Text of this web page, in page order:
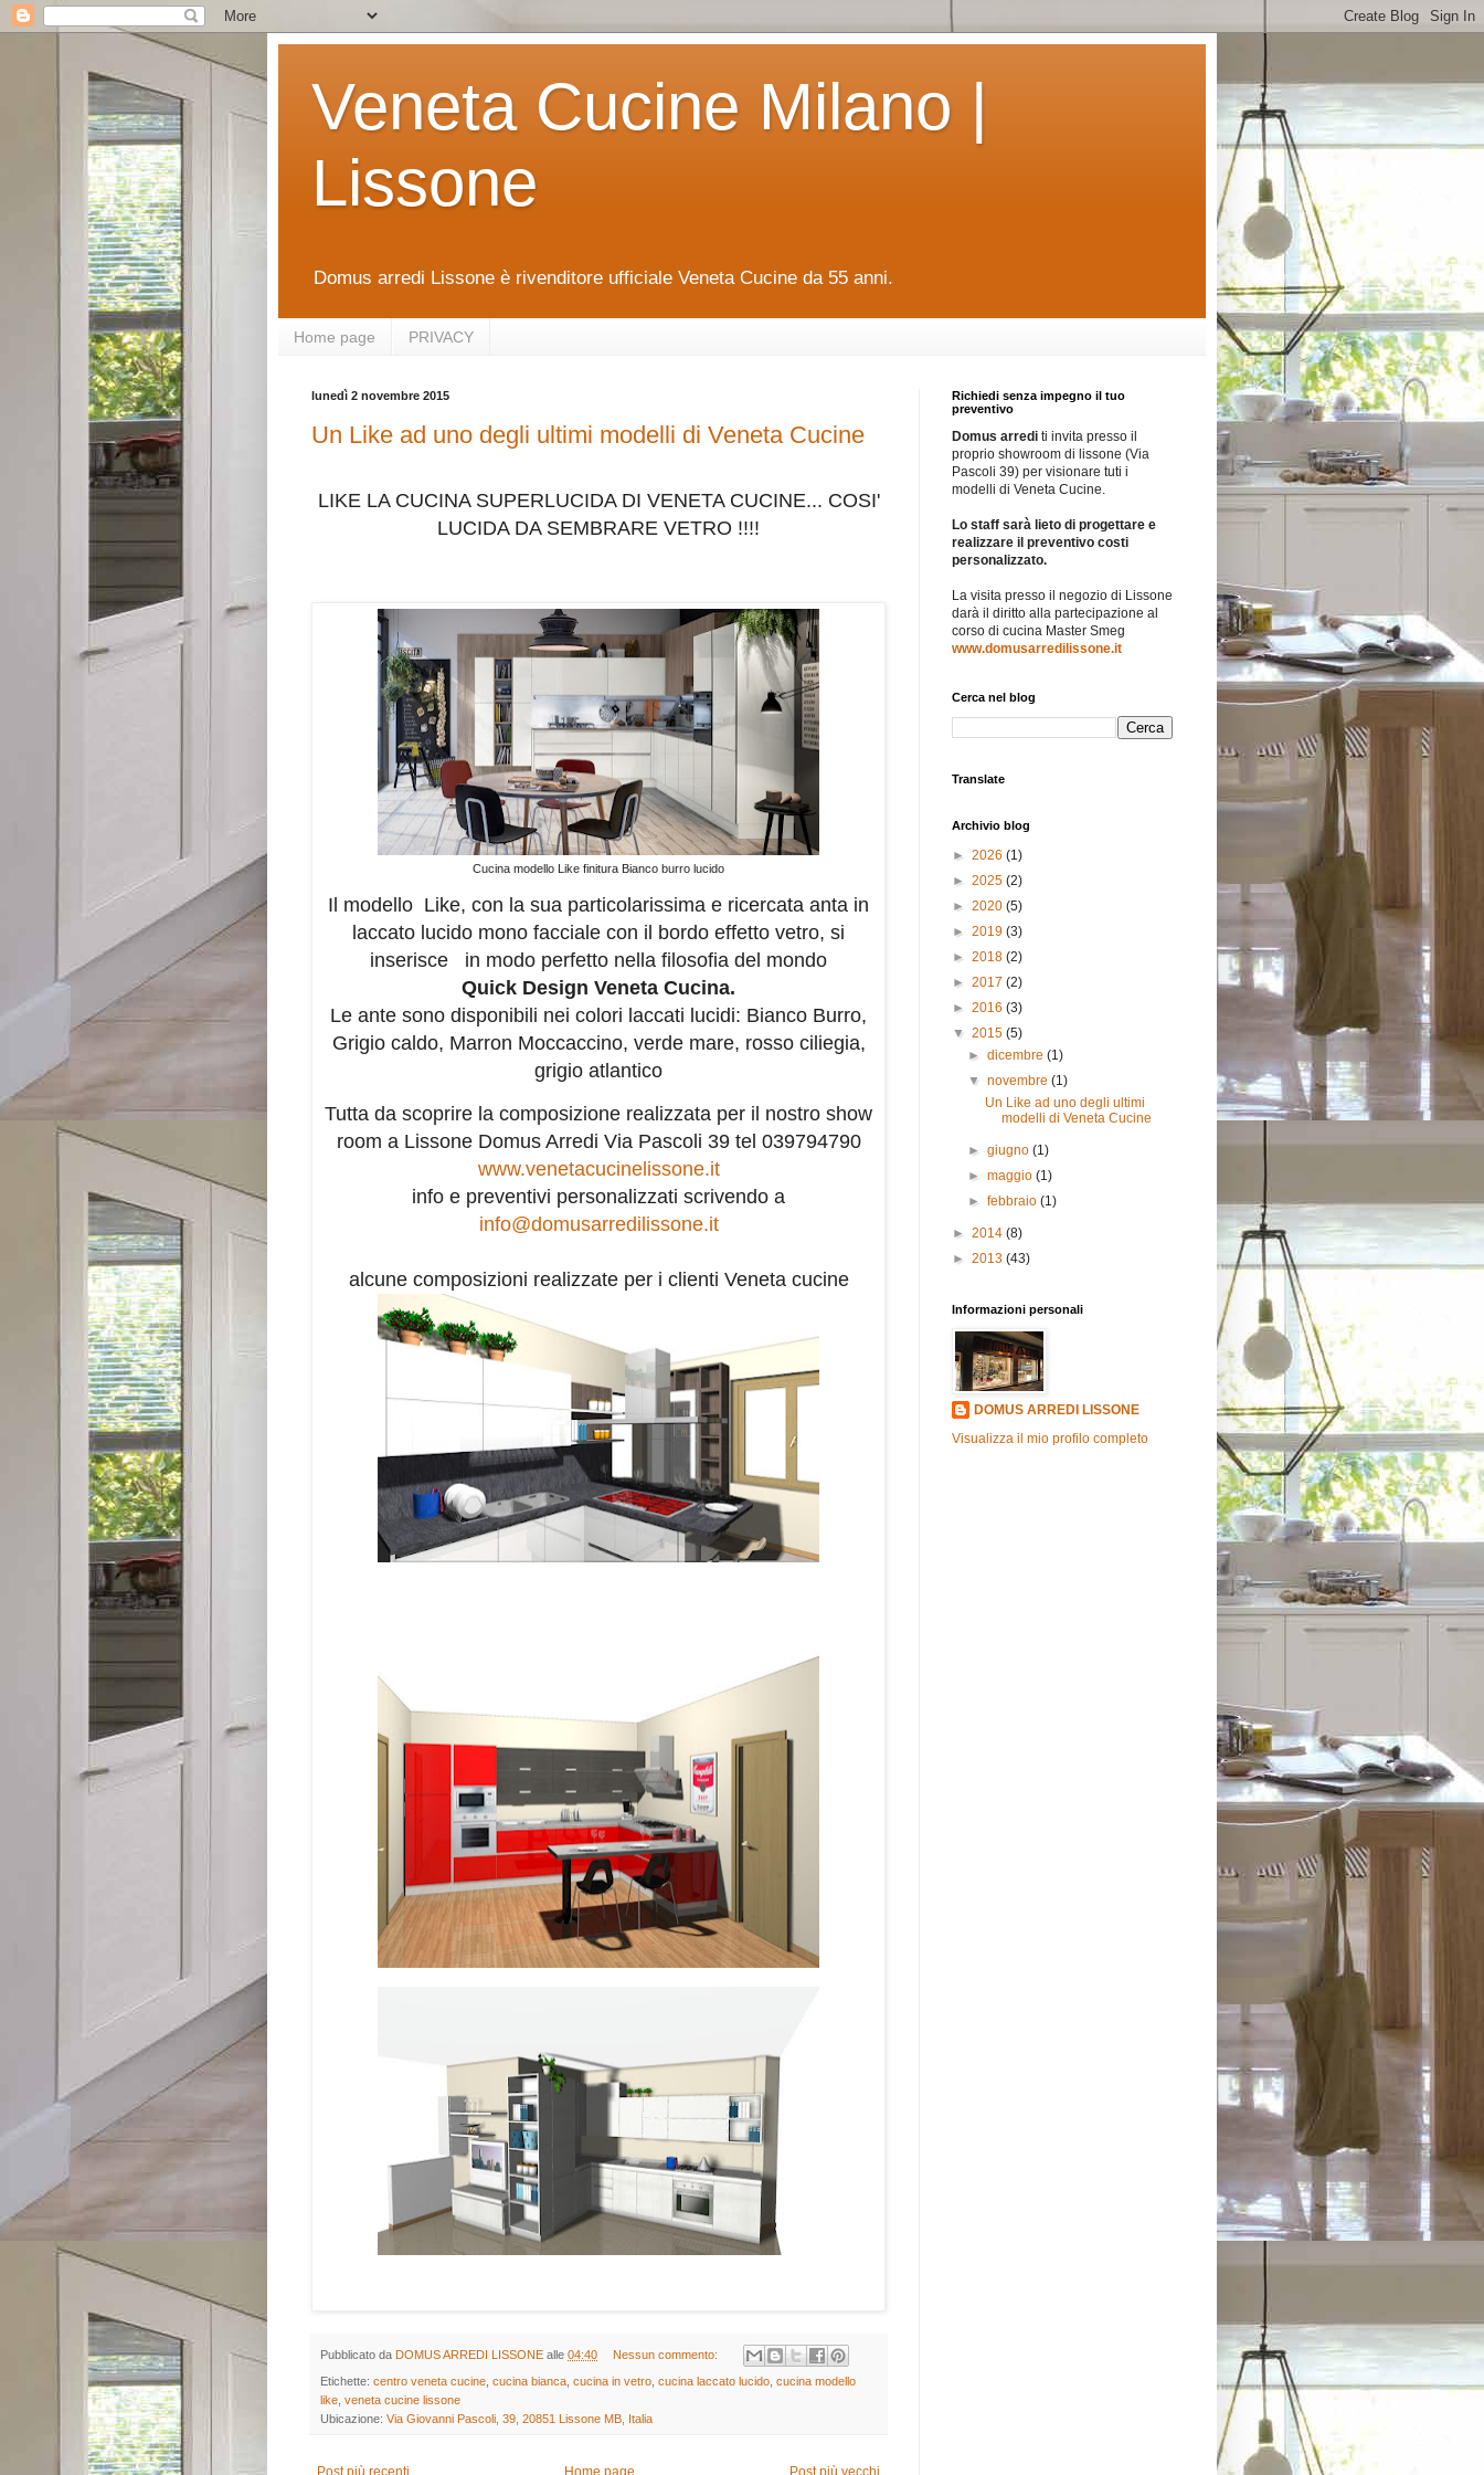
Veneta Cucine Milano |
Lissone
Domus arredi Lissone è rivenditore ufficiale Veneta Cucine da 55 anni.
Home page PRIVACY
lunedì 2 novembre 2015
Un Like ad uno degli ultimi modelli di Veneta Cucine
LIKE LA CUCINA SUPERLUCIDA DI VENETA CUCINE... COSI'
LUCIDA DA SEMBRARE VETRO !!!!
Cucina modello Like finitura Bianco burro lucido
Il modello Like, con la sua particolarissima e ricercata anta in
laccato lucido mono facciale con il bordo effetto vetro, si
inserisce in modo perfetto nella filosofia del mondo
Quick Design Veneta Cucina.
Le ante sono disponibili nei colori laccati lucidi: Bianco Burro,
Grigio caldo, Marron Moccaccino, verde mare, rosso ciliegia,
grigio atlantico
Tutta da scoprire la composizione realizzata per il nostro show
room a Lissone Domus Arredi Via Pascoli 39 tel 039794790
www.venetacucinelissone.it
info e preventivi personalizzati scrivendo a
info@domusarredilissone.it
alcune composizioni realizzate per i clienti Veneta cucine
Pubblicato da DOMUS ARREDI LISSONE alle 04:40 Nessun commento:
Etichette: centro veneta cucine cucina bianca cucina in vetro cucina laccato lucido cucina modello
like veneta cucine lissone
Ubicazione: Via Giovanni Pascoli, 39, 20851 Lissone MB, Italia
Richiedi senza impegno il tuo
preventivo
Domus arredi ti invita presso il
proprio showroom di lissone (Via
Pascoli 39) per visionare tuti i
modelli di Veneta Cucine.
Lo staff sarà lieto di progettare e
realizzare il preventivo costi
personalizzato.
La visita presso il negozio di Lissone
darà il diritto alla partecipazione al
corso di cucina Master Smeg
www.domusarredilissone.it
Cerca nel blog
Translate
Archivio blog
► 2026 (1)
► 2025 (2)
► 2020 (5)
► 2019 (3)
► 2018 (2)
► 2017 (2)
► 2016 (3)
▼ 2015 (5)
►dicembre(1)
▼novembre(1)
Un Like ad uno degli ultimi
modelli di Veneta Cucine
►giugno(1)
►maggio(1)
►febbraio(1)
► 2014 (8)
► 2013 (43)
Informazioni personali
DOMUS ARREDI LISSONE
Visualizza il mio profilo completo